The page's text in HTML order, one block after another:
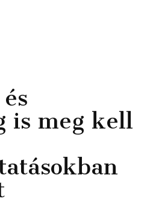
is meg kell